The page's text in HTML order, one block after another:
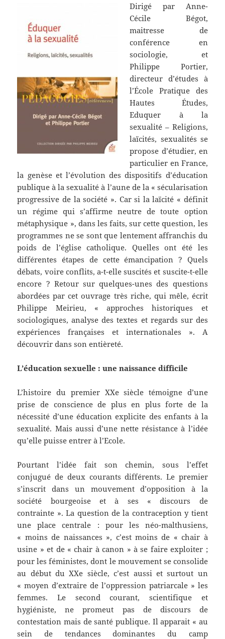
Dirigé par Anne-
Cécile Bégot,
maitresse de
conférence en
sociologie, et
Philippe Portier,
directeur d’études à
l’École Pratique des
Hautes Études,
Eduquer à la
sexualité – Religions,
laïcités, sexualités se
propose d’étudier, en
particulier en France,
la genèse et l’évolution des dispositifs d’éducation
publique à la sexualité à l’aune de la « sécularisation
progressive de la société ». Car si la laïcité « définit
un régime qui s’affirme neutre de toute option
métaphysique », dans les faits, sur cette question, les
programmes ne se sont que lentement affranchis du
poids de l’église catholique. Quelles ont été les
différentes étapes de cette émancipation ? Quels
débats, voire conflits, a-t-elle suscités et suscite-t-elle
encore ? Retour sur quelques-unes des questions
abordées par cet ouvrage très riche, qui mêle, écrit
Philippe Meirieu, « approches historiques et
sociologiques, analyse des textes et regards sur des
expériences françaises et internationales ». A
découvrir dans son entièreté.
L’éducation sexuelle : une naissance difficile
L’histoire du premier XXe siècle témoigne d’une
prise de conscience de plus en plus forte de la
nécessité d’une éducation explicite des enfants à la
sexualité. Mais aussi d’une nette résistance à l’idée
qu’elle puisse entrer à l’Ecole.
Pourtant l’idée fait son chemin, sous l’effet
conjugué de deux courants différents. Le premier
s’inscrit dans un mouvement d’opposition à la
société bourgeoise et à ses « discours de
contrainte ». La question de la contraception y tient
une place centrale : pour les néo-malthusiens,
« moins de naissances », c’est moins de « chair à
usine » et de « chair à canon » à se faire exploiter ;
pour les féministes, dont le mouvement se consolide
au début du XXe siècle, c’est aussi et surtout un
« moyen d’extraire de l’oppression patriarcale » les
femmes. Le second courant, scientifique et
hygiéniste, ne promeut pas de discours de
contestation mais de santé publique. Il apparait « au
sein de tendances dominantes du camp